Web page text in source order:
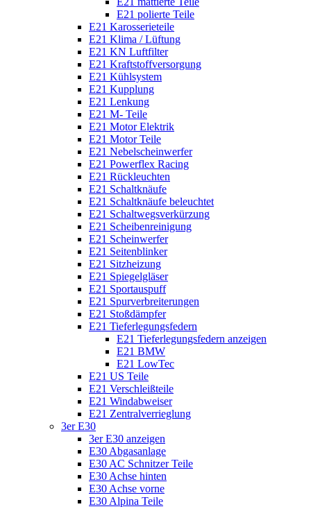
E21 polierte Teile
E21 Karosserieteile
E21 Klima / Lüftung
E21 KN Luftfilter
E21 Kraftstoffversorgung
E21 Kühlsystem
E21 Kupplung
E21 Lenkung
E21 M- Teile
E21 Motor Elektrik
E21 Motor Teile
E21 Nebelscheinwerfer
E21 Powerflex Racing
E21 Rückleuchten
E21 Schaltknäufe
E21 Schaltknäufe beleuchtet
E21 Schaltwegsverkürzung
E21 Scheibenreinigung
E21 Scheinwerfer
E21 Seitenblinker
E21 Sitzheizung
E21 Spiegelgläser
E21 Sportauspuff
E21 Spurverbreiterungen
E21 Stoßdämpfer
E21 Tieferlegungsfedern
E21 Tieferlegungsfedern anzeigen
E21 BMW
E21 LowTec
E21 US Teile
E21 Verschleißteile
E21 Windabweiser
E21 Zentralverrieglung
3er E30
3er E30 anzeigen
E30 Abgasanlage
E30 AC Schnitzer Teile
E30 Achse hinten
E30 Achse vorne
E30 Alpina Teile